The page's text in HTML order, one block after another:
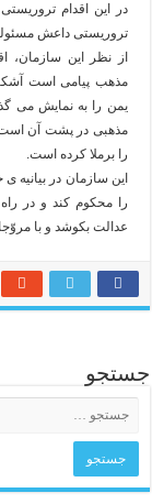
در این اقدام
تروریستی داعش
از نظر این سازمان،
مذهب پیامی است
یمن را به نمایش می
مذهبی در پشت آن است
را برملا کرده است.
این سازمان در بیانیه
را محکوم کند و در
عدالت بکوشد و با
جستجو